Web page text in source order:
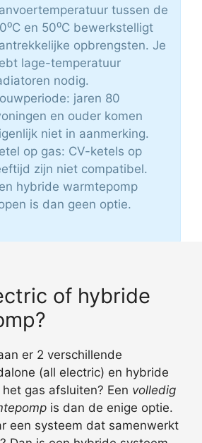
tussen de
en 50⁰C bewerkstelligt
opbrengsten. Je
lage-temperatuur
nodig.
jaren 80
en ouder komen
niet in aanmerking.
op gas: CV-ketels op
zijn niet compatibel.
hybride warmtepomp
is dan geen optie.
of hybride
er 2 verschillende
(all electric) en hybride
gas afsluiten? Een volledig
is dan de enige optie.
een systeem dat samenwerkt